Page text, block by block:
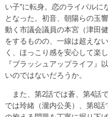
い子”に転身。恋のライバルに
となった。初音、朝陽らの玉
動く市議会議員の本宮（津田
をするものの、一線は超えな
く、ほっこり感を安心して楽
『ブラッシュアップライフ』
いのではないだろうか。
また、第2話では蒼、第4話
では玲緒（瀧内公美）、第8